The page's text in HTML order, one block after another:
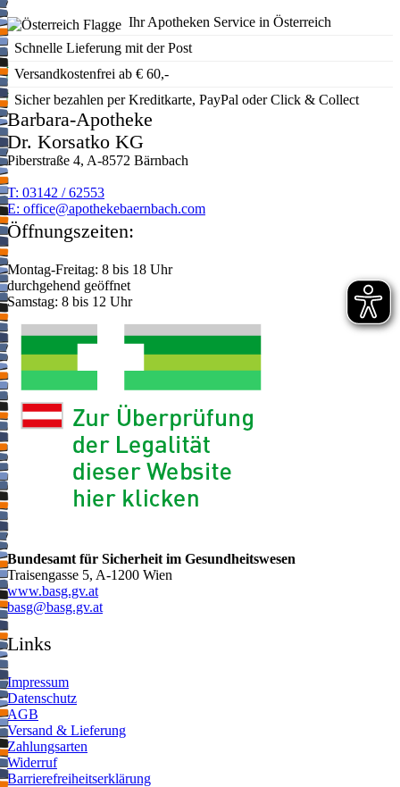
Ihr Apotheken Service in Österreich
Schnelle Lieferung mit der Post
Versandkostenfrei ab € 60,-
Sicher bezahlen per Kreditkarte, PayPal oder Click & Collect
Barbara-Apotheke
Dr. Korsatko KG
Piberstraße 4, A-8572 Bärnbach
T: 03142 / 62553
E: moc.hcabnreabekehtopa@eciffo
Öffnungszeiten:
Montag-Freitag: 8 bis 18 Uhr
durchgehend geöffnet
Samstag: 8 bis 12 Uhr
Bundesamt für Sicherheit im Gesundheitswesen
Traisengasse 5, A-1200 Wien
www.basg.gv.at
ta.vg.gsab@gsab
Links
Impressum
Datenschutz
AGB
Versand & Lieferung
Zahlungsarten
Widerruf
Barrierefreiheitserklärung